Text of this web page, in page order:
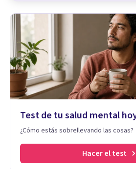
Test de tu salud mental
¿Cómo estás sobrellevando las cosas?
Hacer el test